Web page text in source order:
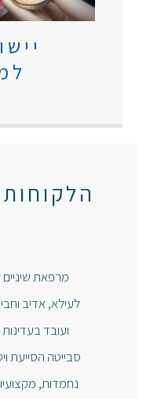
מרפאת
לעילא, אדיב
ועובד בעדינות
סבייטה הסייעת
נחמדות,